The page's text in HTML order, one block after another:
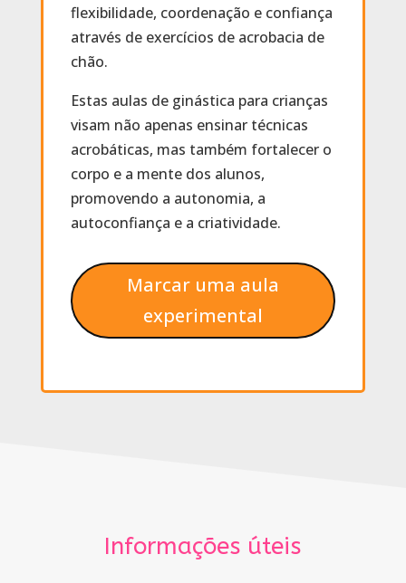
flexibilidade, coordenação e confiança
através de exercícios de acrobacia de
chão.
Estas aulas de ginástica para crianças
visam não apenas ensinar técnicas
acrobáticas, mas também fortalecer o
corpo e a mente dos alunos,
promovendo a autonomia, a
autoconfiança e a criatividade.
Marcar uma aula
experimental
Informações úteis